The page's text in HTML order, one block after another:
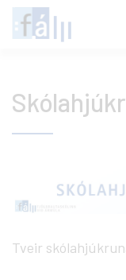
Fara
í
Tveir